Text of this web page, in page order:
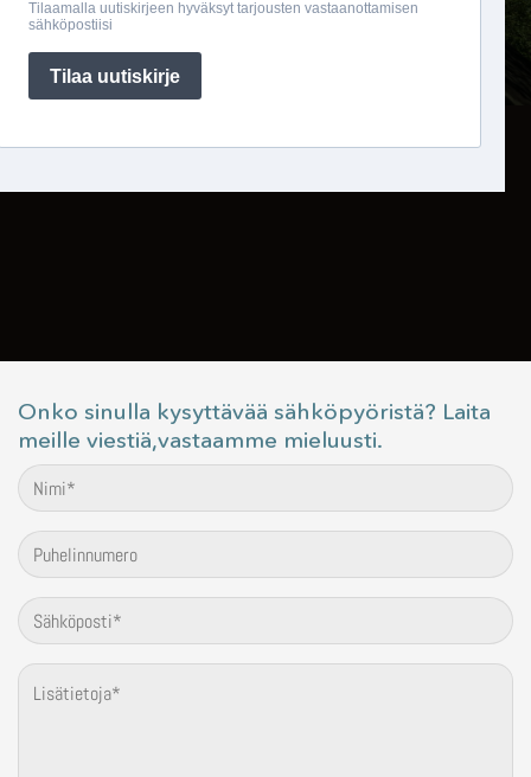
Onko sinulla kysyttävää sähköpyöristä? Laita
meille viestiä,vastaamme mieluusti.